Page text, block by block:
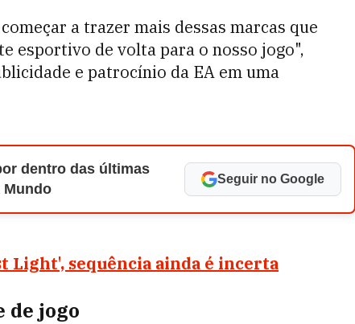
a trazer mais dessas marcas que
esportivo de volta para o nosso jogo",
e patrocínio da EA em uma
dentro das últimas
Mundo
Seguir no Google
Light', sequência ainda é incerta
de jogo